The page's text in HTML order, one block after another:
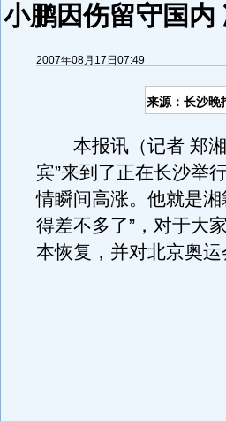
小鹏因伤留守国内
2007年08月17日07:49
来源：长沙晚
本报讯（记者 郑湘
宾”来到了正在长沙举
情瞬间高涨。他就是
得差不多了”，对于大
本恢复，并对北京奥运